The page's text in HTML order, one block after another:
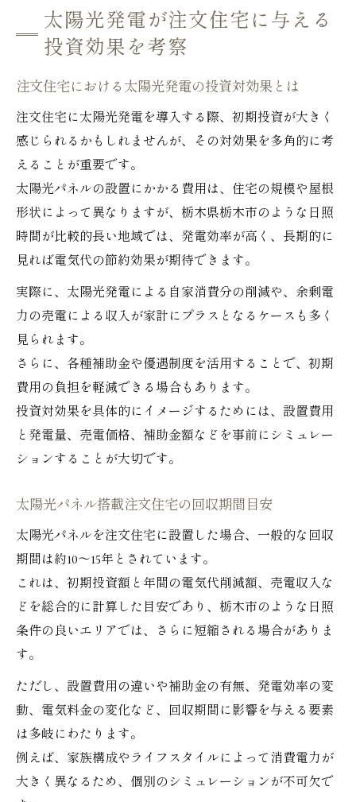
太陽光発電が注文住宅に与える
投資効果を考察
注文住宅における太陽光発電の投資対効果とは
注文住宅に太陽光発電を導入する際、初期投資が大きく
感じられるかもしれませんが、その対効果を多角的に考
えることが重要です。
太陽光パネルの設置にかかる費用は、住宅の規模や屋根
形状によって異なりますが、栃木県栃木市のような日照
時間が比較的長い地域では、発電効率が高く、長期的に
見れば電気代の節約効果が期待できます。
実際に、太陽光発電による自家消費分の削減や、余剰電
力の売電による収入が家計にプラスとなるケースも多く
見られます。
さらに、各種補助金や優遇制度を活用することで、初期
費用の負担を軽減できる場合もあります。
投資対効果を具体的にイメージするためには、設置費用
と発電量、売電価格、補助金額などを事前にシミュレー
ションすることが大切です。
太陽光パネル搭載注文住宅の回収期間目安
太陽光パネルを注文住宅に設置した場合、一般的な回収
期間は約10～15年とされています。
これは、初期投資額と年間の電気代削減額、売電収入な
どを総合的に計算した目安であり、栃木市のような日照
条件の良いエリアでは、さらに短縮される場合がありま
す。
ただし、設置費用の違いや補助金の有無、発電効率の変
動、電気料金の変化など、回収期間に影響を与える要素
は多岐にわたります。
例えば、家族構成やライフスタイルによって消費電力が
大きく異なるため、個別のシミュレーションが不可欠で